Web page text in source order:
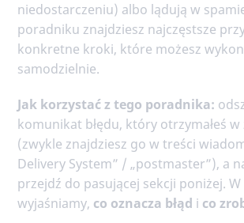
niedostarczeniu) albo lądują w
poradniku znajdziesz najczęstsze
konkretne kroki, które możesz
samodzielnie.
Jak korzystać z tego poradnika:
komunikat błędu, który otrzymałeś
(zwykle znajdziesz go w treści
Delivery System” / „postmaster”), a
przejdź do pasującej sekcji poniżej.
wyjaśniamy, co oznacza błąd i co